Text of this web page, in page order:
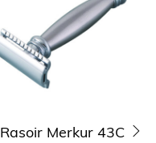
Rasoir Merkur 43C